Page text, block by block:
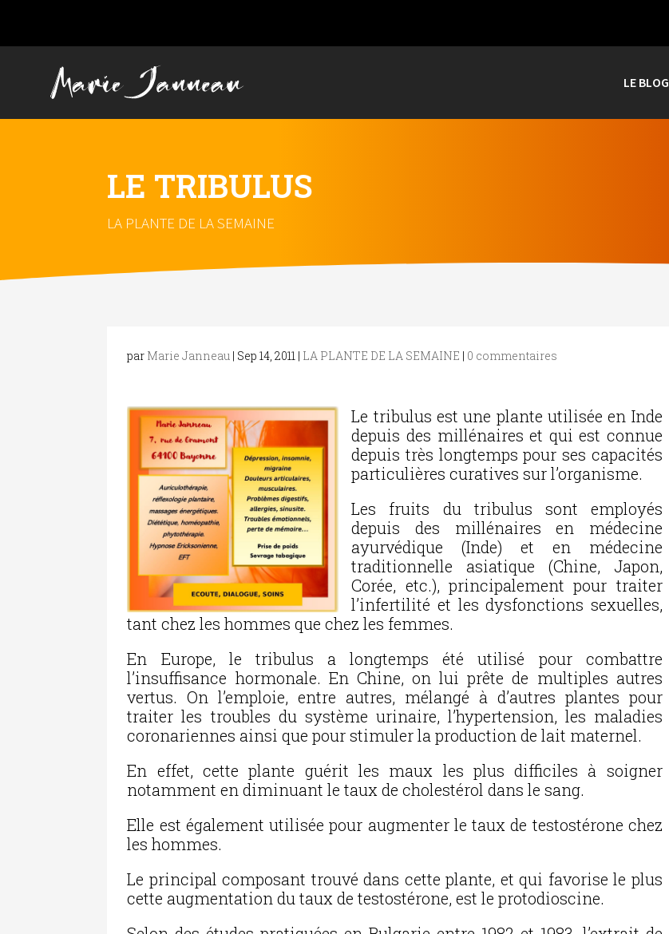
LE BLOG
LE TRIBULUS
LA PLANTE DE LA SEMAINE
par Marie Janneau | Sep 14, 2011 | LA PLANTE DE LA SEMAINE | 0 commentaires
Le tribulus est une plante utilisée en Inde
depuis des millénaires et qui est connue
depuis très longtemps pour ses capacités
particulières curatives sur l’organisme.
Les fruits du tribulus sont employés
depuis des millénaires en médecine
ayurvédique (Inde) et en médecine
traditionnelle asiatique (Chine, Japon,
Corée, etc.), principalement pour traiter
l’infertilité et les dysfonctions sexuelles,
tant chez les hommes que chez les femmes.
En Europe, le tribulus a longtemps été utilisé pour combattre
l’insuffisance hormonale. En Chine, on lui prête de multiples autres
vertus. On l’emploie, entre autres, mélangé à d’autres plantes pour
traiter les troubles du système urinaire, l’hypertension, les maladies
coronariennes ainsi que pour stimuler la production de lait maternel.
En effet, cette plante guérit les maux les plus difficiles à soigner
notamment en diminuant le taux de cholestérol dans le sang.
Elle est également utilisée pour augmenter le taux de testostérone chez
les hommes.
Le principal composant trouvé dans cette plante, et qui favorise le plus
cette augmentation du taux de testostérone, est le protodioscine.